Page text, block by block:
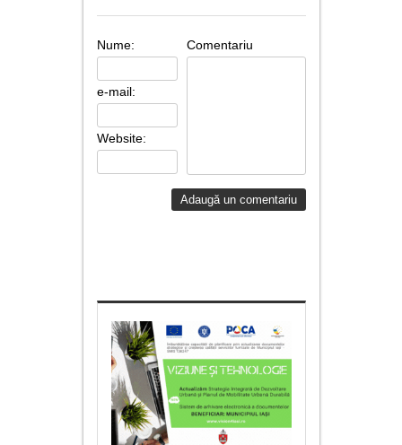
Comentariu
Nume:
e-mail:
Website: